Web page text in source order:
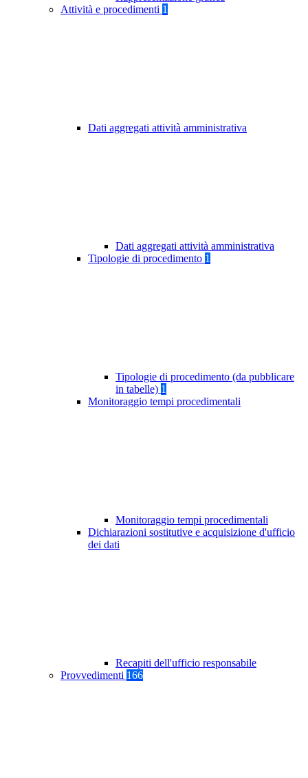
Attività e procedimenti 1
Dati aggregati attività amministrativa
Dati aggregati attività amministrativa
Tipologie di procedimento 1
Tipologie di procedimento (da pubblicare
in tabelle) 1
Monitoraggio tempi procedimentali
Monitoraggio tempi procedimentali
Dichiarazioni sostitutive e acquisizione d'ufficio
dei dati
Recapiti dell'ufficio responsabile
Provvedimenti 166